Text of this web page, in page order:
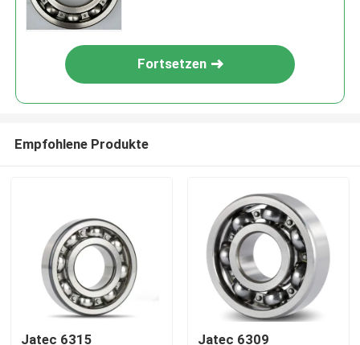
Fortsetzen
Empfohlene Produkte
Jatec 6315
Jatec 6309